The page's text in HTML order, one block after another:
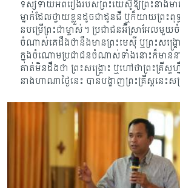
ទស្សទាយអំពីរឿ​ងរបស់ព្រះយេស៊ូឱ្យ​ព្រះ​នាង​ម៉
ម្នាក់ដែលថ្វាយខ្លួនដូចជាដូនជី ឬក៏យាយព្រះពុ
ន​បម្រើ​ព្រះ​ជាម្ចាស់។ ប្រជាជនអ៊ីស្រាអែលមួ
ចំណាស់គេដឹងថានឹងមានព្រះមេស៊ី ឬ​ព្រះសង្គ្រ
ក្នុងចំណោមប្រជាជនចំណាស់ទាំងនោះក៏មានន
គាត់​មិន​ដឹងថា ព្រះសង្គ្រោះ ឬហៅថាព្រះគ្រីស្ទ
នាងហាណាថ្ងៃនេះ បានប​ង្ហាញព្រះ​គ្រីស្ត​នេះ​ស